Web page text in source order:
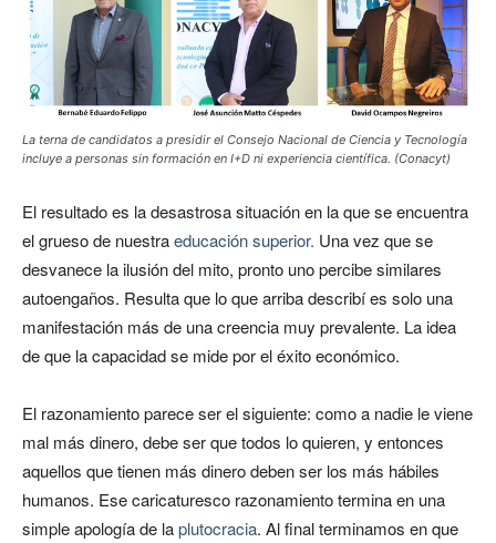
La terna de candidatos a presidir el Consejo Nacional de Ciencia y Tecnología
incluye a personas sin formación en I+D ni experiencia científica. (Conacyt)
El resultado es la desastrosa situación en la que se encuentra
el grueso de nuestraeducación superior. Una vez que se
desvanece la ilusión del mito, pronto uno percibe similares
autoengaños. Resulta que lo que arriba describí es solo una
manifestación más de una creencia muy prevalente. La idea
de que la capacidad se mide por el éxito económico.
El razonamiento parece ser el siguiente: como a nadie le viene
mal más dinero, debe ser que todos lo quieren, y entonces
aquellos que tienen más dinero deben ser los más hábiles
humanos. Ese caricaturesco razonamiento termina en una
simple apología de laplutocracia. Al final terminamos en que